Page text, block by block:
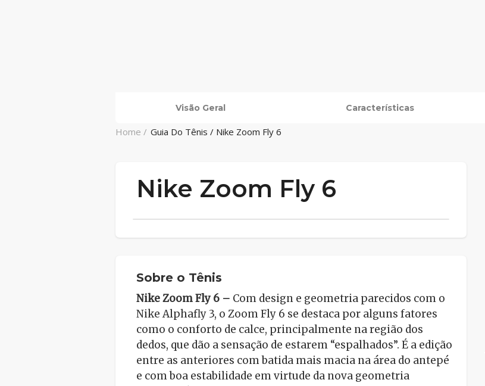
Visão Geral Características
Home / Guia Do Tênis / Nike Zoom Fly 6
Nike Zoom Fly 6
Sobre o Tênis
Nike Zoom Fly 6 – Com design e geometria parecidos com o
Nike Alphafly 3, o Zoom Fly 6 se destaca por alguns fatores
como o conforto de calce, principalmente na região dos
dedos, que dão a sensação de estarem “espalhados”. É a edição
entre as anteriores com batida mais macia na área do antepé
e com boa estabilidade em virtude da nova geometria